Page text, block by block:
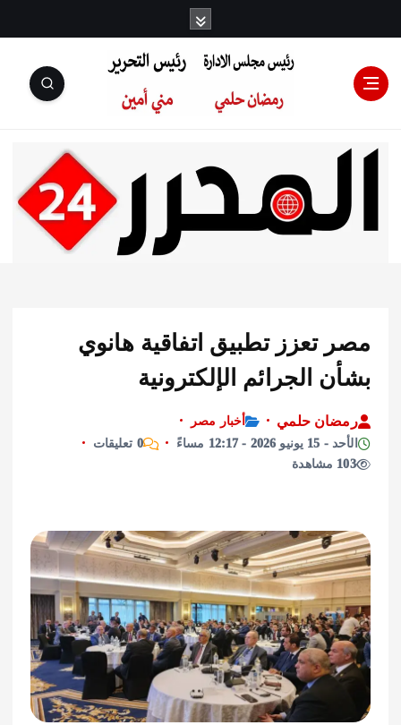
رئيس مجلس
الإدارة: رمضان
التحرير:مني أمين
تعزز تطبيق اتفاقية هانوي
الجرائم الإلكترونية
حلمي
أخبار مصر
0 تعليقات